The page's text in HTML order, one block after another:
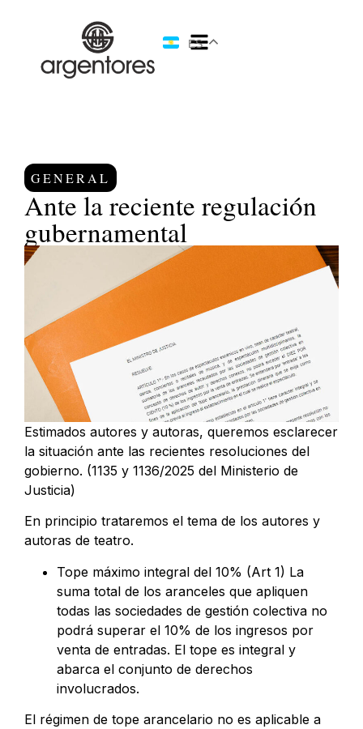
ES
GENERAL
Ante la reciente regulación
gubernamental
Estimados autores y autoras, queremos esclarecer
la situación ante las recientes resoluciones del
gobierno. (1135 y 1136/2025 del Ministerio de
Justicia)
En principio trataremos el tema de los autores y
autoras de teatro.
Tope máximo integral del 10% (Art 1) La
suma total de los aranceles que apliquen
todas las sociedades de gestión colectiva no
podrá superar el 10% de los ingresos por
venta de entradas. El tope es integral y
abarca el conjunto de derechos
involucrados.
El régimen de tope arancelario no es aplicable a